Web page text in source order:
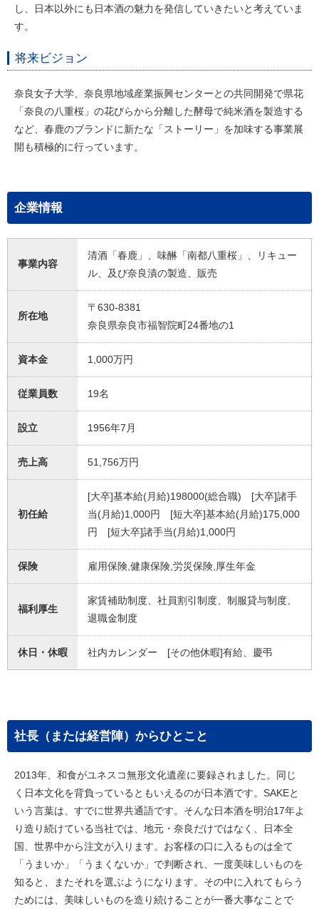
し、日本以外にも日本酒の魅力を発信していきたいと考えていま
す。
将来ビジョン
奈良女子大学、奈良県地域産業振興センターとの共同開発で県花
「奈良の八重桜」の花びらから分離した酵母で純米酒を製造する
など、春鹿のブランドに新たな「ストーリー」を加味する事業展
開も積極的に行っています。
企業情報
事業内容
清酒「春鹿」、味醂「南都八重桜」、リキュー
ル、及び奈良漬の製造、販売
所在地
〒630-8381
奈良県奈良市福智院町24番地の1
資本金 1,000万円
従業員数 19名
設立 1956年7月
売上高 51,756万円
初任給
[大卒]基本給(月給)198000(総合職) [大卒]諸手
当(月給)1,000円 [短大卒]基本給(月給)175,000
円 [短大卒]諸手当(月給)1,000円
保険 雇用保険,健康保険,労災保険,厚生年金
福利厚生
家賃補助制度、社員割引制度、制服貸与制度、
退職金制度
休日・休暇 社内カレンダー [その他休暇]有給、慶弔
社長（または経営陣）からひとこと
2013年、和食がユネスコ無形文化遺産に要録されました。同じ
く日本文化を背負っているともいえるのが日本酒です。SAKEと
いう言葉は、すでに世界共通語です。そんな日本酒を明治17年よ
り造り続けている当社では、地元・奈良だけではなく、日本全
国、世界中から注文が入ります。お客様の口に入るものは全て
「うまいか」「うまくないか」で判断され、一度美味しいものを
知ると、またそれを選ぶようになります。その中に入れてもらう
ためには、美味しいものを造り続けることが一番大事なことで